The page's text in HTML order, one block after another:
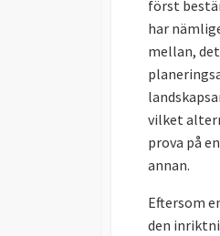
först
har
mellan,
vilket
prova på
annan.
Eftersom
den